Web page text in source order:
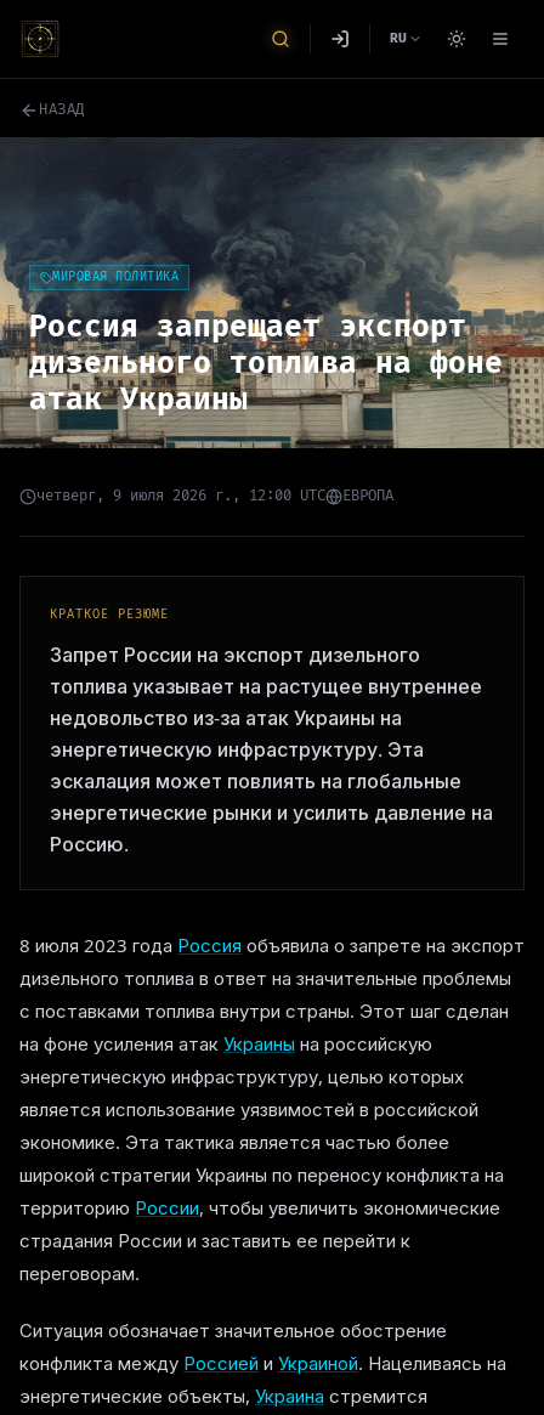
RU
НАЗАД
МИРОВАЯ ПОЛИТИКА
Россия запрещает экспорт
дизельного топлива на фоне
атак Украины
четверг, 9 июля 2026 г., 12:00 UTC ЕВРОПА
КРАТКОЕ РЕЗЮМЕ
Запрет России на экспорт дизельного
топлива указывает на растущее внутреннее
недовольство из-за атак Украины на
энергетическую инфраструктуру. Эта
эскалация может повлиять на глобальные
энергетические рынки и усилить давление на
Россию.
8 июля 2023 года Россия объявила о запрете на экспорт
дизельного топлива в ответ на значительные проблемы
с поставками топлива внутри страны. Этот шаг сделан
на фоне усиления атак Украины на российскую
энергетическую инфраструктуру, целью которых
является использование уязвимостей в российской
экономике. Эта тактика является частью более
широкой стратегии Украины по переносу конфликта на
территорию России, чтобы увеличить экономические
страдания России и заставить ее перейти к
переговорам.
Ситуация обозначает значительное обострение
конфликта между Россией и Украиной. Нацеливаясь на
энергетические объекты, Украина стремится